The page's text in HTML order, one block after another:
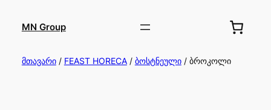
MN Group
მთავარი/ FEAST HORECA/ ბოსტნეული/ ბროკოლი